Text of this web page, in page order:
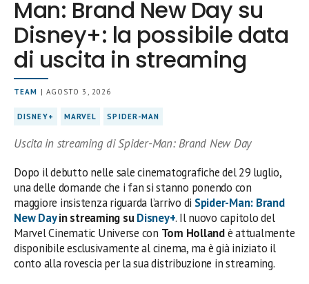
Man: Brand New Day su
Disney+: la possibile data
di uscita in streaming
TEAM | AGOSTO 3, 2026
DISNEY+ MARVEL SPIDER-MAN
Uscita in streaming di Spider-Man: Brand New Day
Dopo il debutto nelle sale cinematografiche del 29 luglio,
una delle domande che i fan si stanno ponendo con
maggiore insistenza riguarda l’arrivo di Spider-Man: Brand
New Dayin streaming suDisney+. Il nuovo capitolo del
Marvel Cinematic Universe con Tom Hollandè attualmente
disponibile esclusivamente al cinema, ma è già iniziato il
conto alla rovescia per la sua distribuzione in streaming.